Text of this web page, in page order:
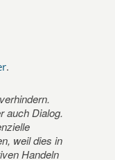
.
auch Dialog.
weil dies in
Handeln